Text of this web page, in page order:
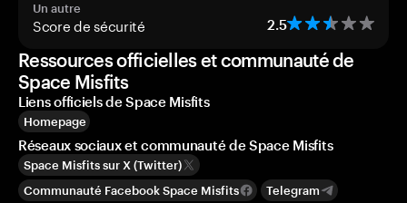
Un autre
Score de sécurité 2.5
Ressources officielles et communauté de
Space Misfits
Liens officiels de Space Misfits
Homepage
Réseaux sociaux et communauté de Space Misfits
Space Misfits sur X (Twitter)
Communauté Facebook Space Misfits
Telegram